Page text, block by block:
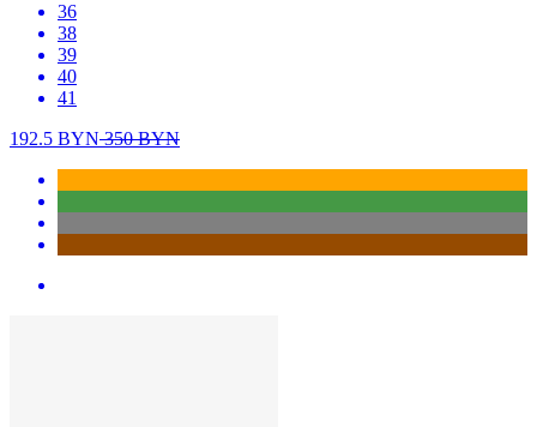
36
38
39
40
41
192.5 BYN350BYN